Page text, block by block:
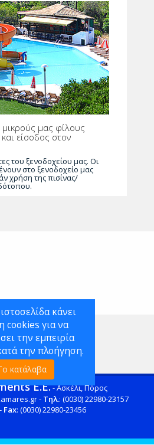
μικρούς μας φίλους
είσοδος στον
του ξενοδοχείου μας. Οι
στο ξενοδοχείο μας
χρήση της πισίνας/
Ε.Ε.- Ασκέλι, Πόρος
- Τηλ.: (0030) 22980-23157
Fax: (0030) 22980-23456
κάνει
cookies για να
την εμπειρία
την πλοήγηση.
κατάλαβα